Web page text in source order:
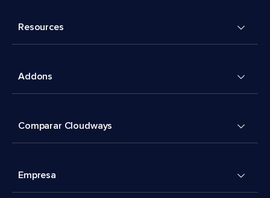
Resources
Addons
Comparar Cloudways
Empresa